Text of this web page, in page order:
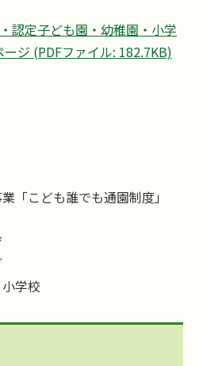
認定子ども園・幼稚園・小学
ジ (PDFファイル: 182.7KB)
「こども誰でも通園制度」
学校